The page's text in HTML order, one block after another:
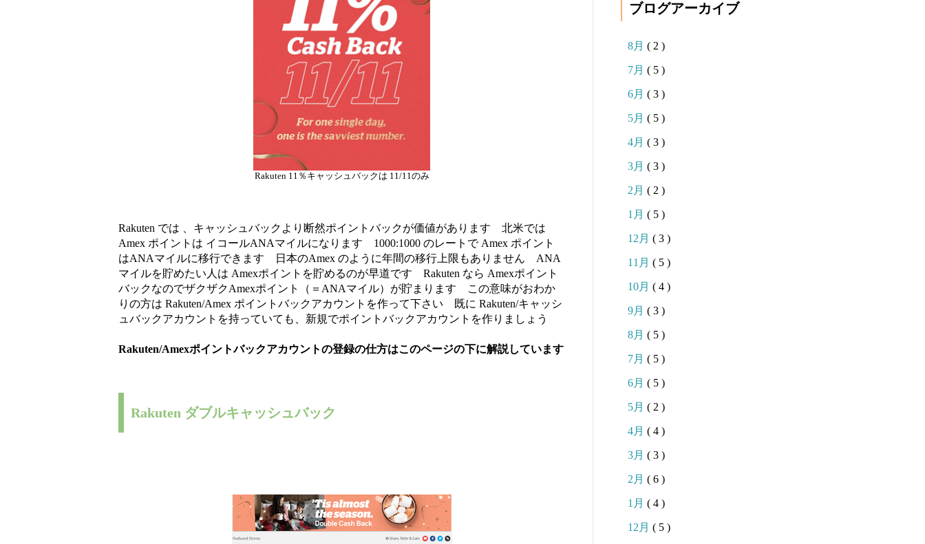
Rakuten 11％キャッシュバックは 11/11のみ
Rakuten では 、キャッシュバックより断然ポイントバックが価値があります 北米では
Amex ポイントは イコールANAマイルになります 1000:1000 のレートで Amex ポイント
はANAマイルに移行できます 日本のAmex のように年間の移行上限もありません ANA
マイルを貯めたい人は Amexポイントを貯めるのが早道です Rakuten なら Amexポイント
バックなのでザクザクAmexポイント（＝ANAマイル）が貯まります この意味がおわか
りの方は Rakuten/Amex ポイントバックアカウントを作って下さい 既に Rakuten/キャッシ
ュバックアカウントを持っていても、新規でポイントバックアカウントを作りましょう
Rakuten/Amexポイントバックアカウントの登録の仕方はこのページの下に解説しています
Rakuten ダブルキャッシュバック
ブログアーカイブ
8月 ( 2 )
7月 ( 5 )
6月 ( 3 )
5月 ( 5 )
4月 ( 3 )
3月 ( 3 )
2月 ( 2 )
1月 ( 5 )
12月 ( 3 )
11月 ( 5 )
10月 ( 4 )
9月 ( 3 )
8月 ( 5 )
7月 ( 5 )
6月 ( 5 )
5月 ( 2 )
4月 ( 4 )
3月 ( 3 )
2月 ( 6 )
1月 ( 4 )
12月 ( 5 )